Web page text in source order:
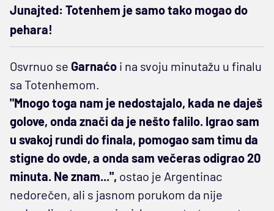
Junajted: Totenhem je samo tako mogao do
pehara!
Osvrnuo se Garnaćo i na svoju minutažu u finalu
sa Totenhemom.
"Mnogo toga nam je nedostajalo, kada ne daješ
golove, onda znači da je nešto falilo. Igrao sam
u svakoj rundi do finala, pomogao sam timu da
stigne do ovde, a onda sam večeras odigrao 20
minuta. Ne znam...", ostao je Argentinac
nedorečen, ali s jasnom porukom da nije